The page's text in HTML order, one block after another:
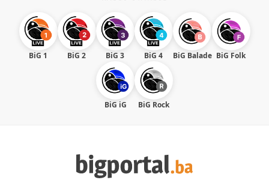
BiG 1 BiG 2 BiG 3 BiG 4 BiG Balade BiG Folk
BiG iG BiG Rock